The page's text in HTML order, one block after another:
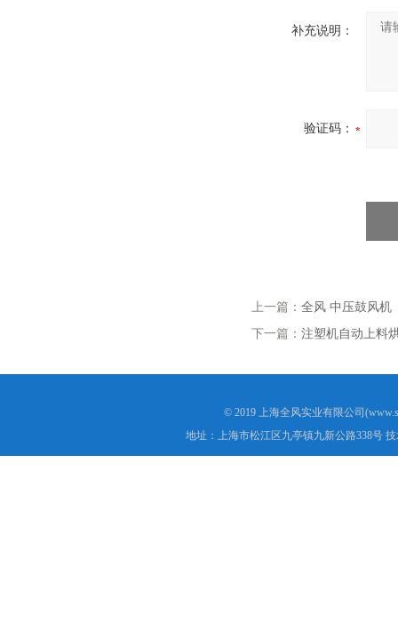
补充说明：
验证码：
上一篇： 全风 中压鼓风机
下一篇： 注塑机自动上料
© 2019 上海全风实业有限公司
地址：上海市松江区九亭镇九新公路338号